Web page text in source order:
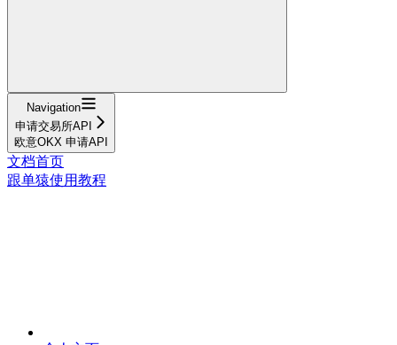
Navigation
申请交易所API
欧意OKX 申请API
文档首页
跟单猿使用教程